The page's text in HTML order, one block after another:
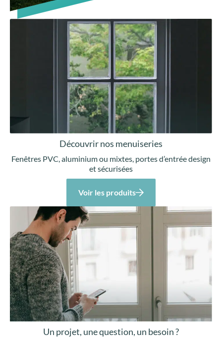
Découvrir nos menuiseries
Fenêtres PVC, aluminium ou mixtes, portes d’entrée design
et sécurisées
Voir les produits
Un projet, une question, un besoin ?